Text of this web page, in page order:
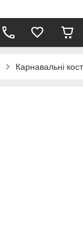
Карнавальні